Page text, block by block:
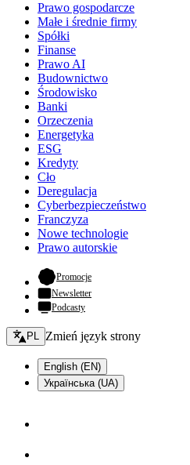
Prawo gospodarcze
Małe i średnie firmy
Spółki
Finanse
Prawo AI
Budownictwo
Środowisko
Banki
Orzeczenia
Energetyka
ESG
Kredyty
Cło
Deregulacja
Cyberbezpieczeństwo
Franczyza
Nowe technologie
Prawo autorskie
Promocje- otwiera się w nowej karcie
Newsletter
Podcasty
Zmień język - bieżący:
PL Zmień język strony
English (EN)
Українська (UA)